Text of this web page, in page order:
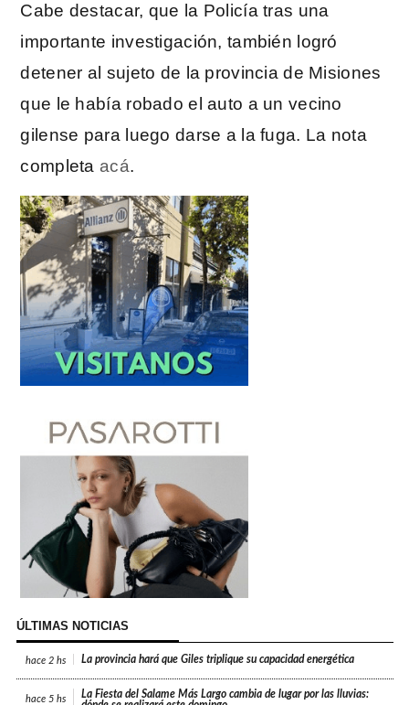
Cabe destacar, que la Policía tras una
importante investigación, también logró
detener al sujeto de la provincia de Misiones
que le había robado el auto a un vecino
gilense para luego darse a la fuga. La nota
completa acá.
ÚLTIMAS NOTICIAS
hace 2 hs La provincia hará que Giles triplique su capacidad energética
hace 5 hs
La Fiesta del Salame Más Largo cambia de lugar por las lluvias: